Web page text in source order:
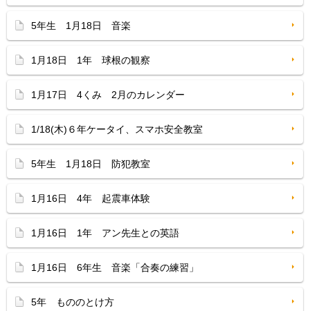
5年生 1月18日 音楽
1月18日 1年 球根の観察
1月17日 4くみ 2月のカレンダー
1/18(木)６年ケータイ、スマホ安全教室
5年生 1月18日 防犯教室
1月16日 4年 起震車体験
1月16日 1年 アン先生との英語
1月16日 6年生 音楽「合奏の練習」
5年 もののとけ方